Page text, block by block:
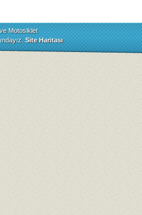
Motosiklet
Site Haritası